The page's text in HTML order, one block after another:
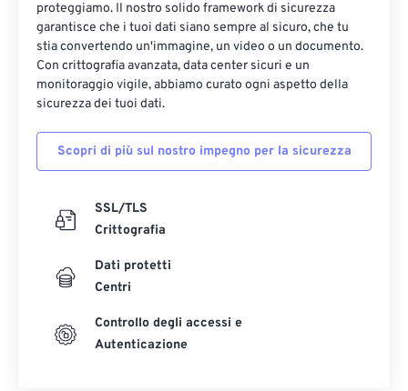
proteggiamo. Il nostro solido framework di sicurezza
garantisce che i tuoi dati siano sempre al sicuro, che tu
stia convertendo un'immagine, un video o un documento.
Con crittografia avanzata, data center sicuri e un
monitoraggio vigile, abbiamo curato ogni aspetto della
sicurezza dei tuoi dati.
Scopri di più sul nostro impegno per la sicurezza
SSL/TLS
Crittografia
Dati protetti
Centri
Controllo degli accessi e
Autenticazione